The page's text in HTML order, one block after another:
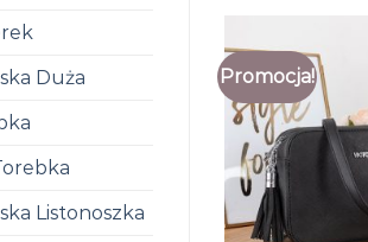
Duża
Listonoszka
Promocja!